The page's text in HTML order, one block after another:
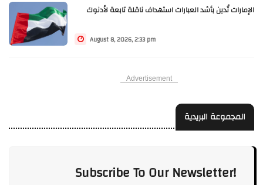
الإمارات تُدين بأشد العبارات استهداف ناقلة تابعة لأدنوك
August 8, 2026, 2:33 pm
Advertisement
المجموعة البريدية
Subscribe To Our Newsletter!